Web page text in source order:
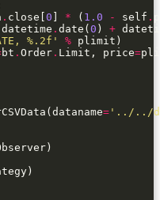
. close[0 ] * ( 1.0 - self .
datetime . date(0 ) +
%.2f ' %
bt . Order . Limit, price=
= '../../